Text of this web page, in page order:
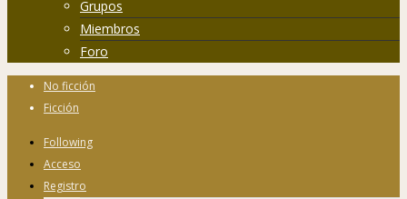
Grupos
Miembros
Foro
No ficción
Ficción
Following
Acceso
Registro